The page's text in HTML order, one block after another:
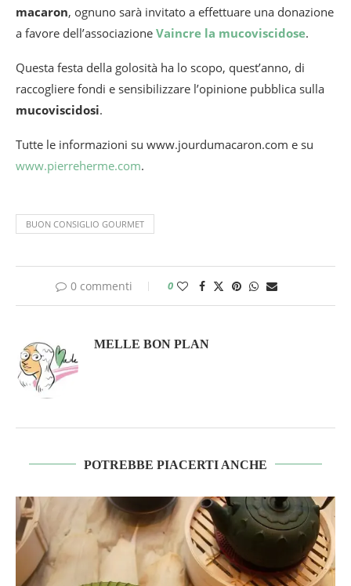
macaron, ognuno sarà invitato a effettuare una donazione
a favore dell’associazione Vaincre la mucoviscidose.
Questa festa della golosità ha lo scopo, quest’anno, di
raccogliere fondi e sensibilizzare l’opinione pubblica sulla
mucoviscidosi.
Tutte le informazioni su www.jourdumacaron.com e su
www.pierreherme.com.
BUON CONSIGLIO GOURMET
0 commenti 0
MELLE BON PLAN
POTREBBE PIACERTI ANCHE